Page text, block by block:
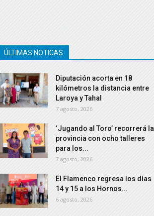
ÚLTIMAS NOTICAS
Diputación acorta en 18
kilómetros la distancia entre
Laroya y Tahal
7 agosto, 2026
‘Jugando al Toro’ recorrerá la
provincia con ocho talleres
para los...
7 agosto, 2026
El Flamenco regresa los días
14 y 15 a los Hornos...
6 agosto, 2026